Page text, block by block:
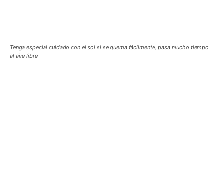
Tenga especial cuidado con el sol si se quema fácilmente, pasa mucho tiempo
al aire libre